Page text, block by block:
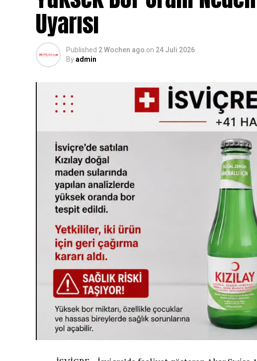
Uyarısı
Published 2 Wochen ago on 24 Juli 2026
Byadmin